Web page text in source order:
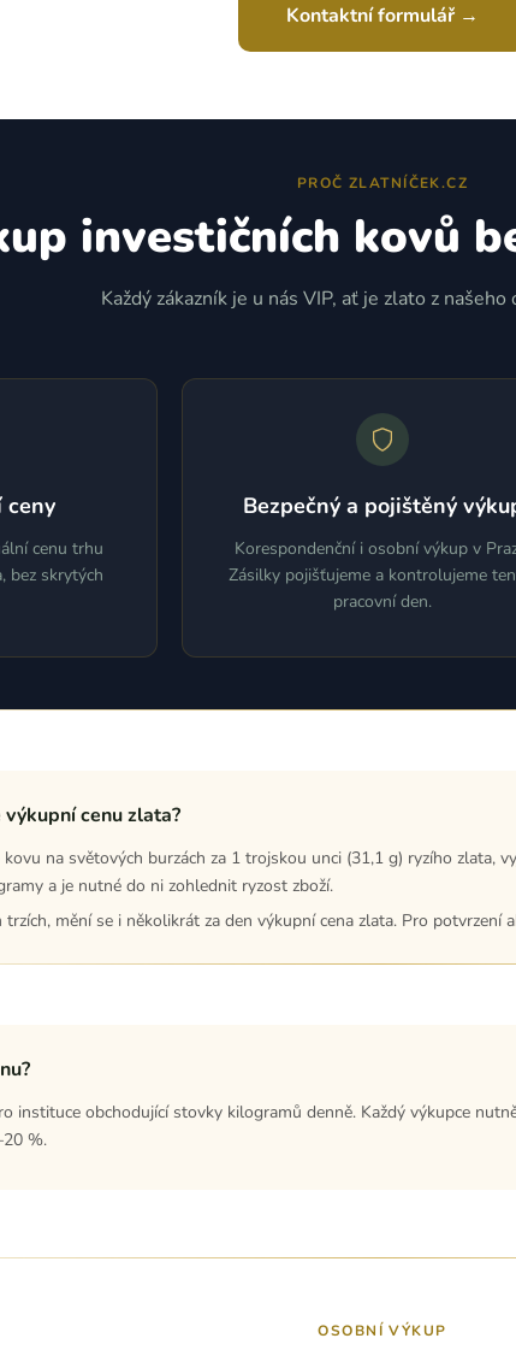
Kontaktní formulář →
PROČ ZLATNÍČEK.CZ
investičních kovů
Každý zákazník je u nás VIP, ať je zlato z
ceny
cenu trhu
bez skrytých
Bezpečný a pojištěný
Korespondenční i osobní výkup v
Zásilky pojišťujeme a kontrolujeme
pracovní den.
cenu zlata?
na světových burzách za 1 trojskou unci (31,1 g) ryzího zlata,
a je nutné do ni zohlednit ryzost zboží.
trzích, mění se i několikrát za den výkupní cena zlata. Pro
instituce obchodující stovky kilogramů denně. Každý výkupce
%.
OSOBNÍ VÝKUP